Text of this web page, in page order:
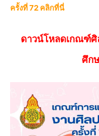
ครั้งที่ 72 คลิกที่นี่
ดาวน์โหลดเกณฑ์ศิ
ศึก